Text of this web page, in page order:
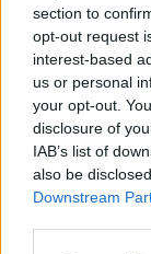
section to
opt-out request
interest-based
us or personal
your opt-out.
disclosure of
IAB’s list of
also be
Downstream